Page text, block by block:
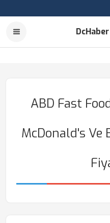
DcHaber
ABD Fast
McDonald's Ve